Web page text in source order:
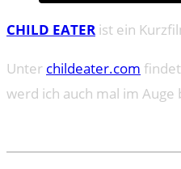
CHILD EATER ist ein
Unter childeater.com
werd ich auch mal im Auge